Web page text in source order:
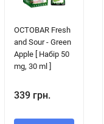
OCTOBAR Fresh
and Sour - Green
Apple [ Набір 50
mg, 30 ml ]
339 грн.